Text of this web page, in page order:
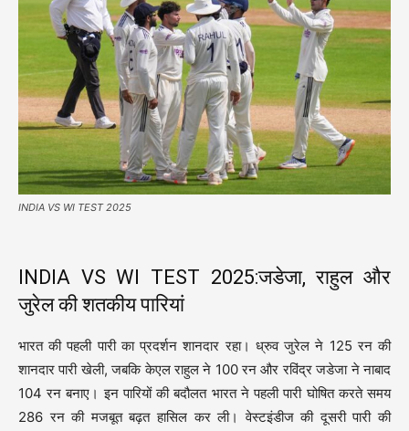
INDIA VS WI TEST 2025
INDIA VS WI TEST 2025:जडेजा, राहुल और
जुरेल की शतकीय पारियां
भारत की पहली पारी का प्रदर्शन शानदार रहा। ध्रुव जुरेल ने 125 रन की
शानदार पारी खेली, जबकि केएल राहुल ने 100 रन और रविंद्र जडेजा ने नाबाद
104 रन बनाए। इन पारियों की बदौलत भारत ने पहली पारी घोषित करते समय
286 रन की मजबूत बढ़त हासिल कर ली। वेस्टइंडीज की दूसरी पारी की